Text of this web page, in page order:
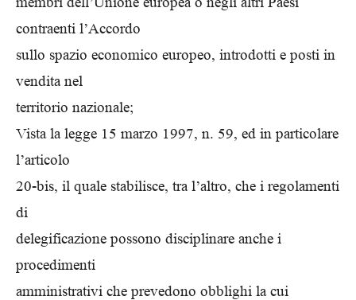
contraenti l’Accordo
sullo spazio economico europeo, introdotti e posti in
vendita nel
territorio nazionale;
Vista la legge 15 marzo 1997, n. 59, ed in particolare
l’articolo
20-bis, il quale stabilisce, tra l’altro, che i regolamenti
di
delegificazione possono disciplinare anche i
procedimenti
amministrativi che prevedono obblighi la cui